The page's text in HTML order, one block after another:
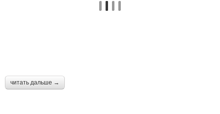
читать дальше →